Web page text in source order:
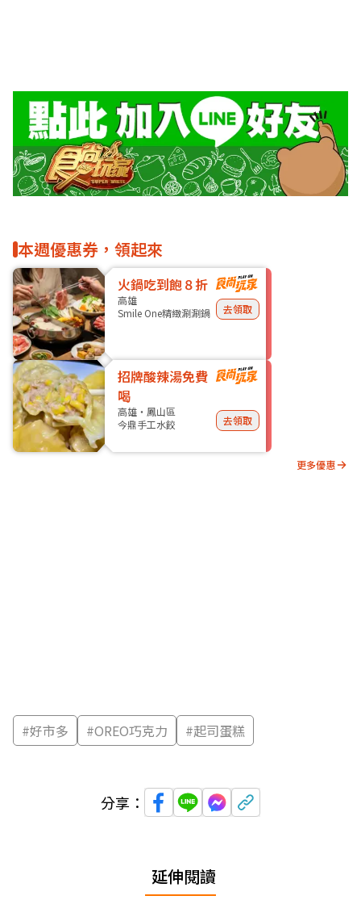
本週優惠券，領起來
火鍋吃到飽８折
高雄
Smile One精緻涮涮鍋
去領取
招牌酸辣湯免費
喝
高雄・鳳山區
今鼎手工水餃
去領取
更多優惠
#好市多 #OREO巧克力 #起司蛋糕
分享：
延伸閱讀